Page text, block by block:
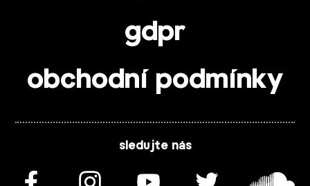
gdpr
obchodní podmínky
sledujte nás